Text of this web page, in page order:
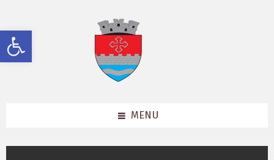
Deschide bara de unelte
content
left
sidebar
footer
MENU